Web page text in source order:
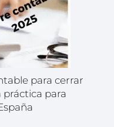
para cerrar
práctica para